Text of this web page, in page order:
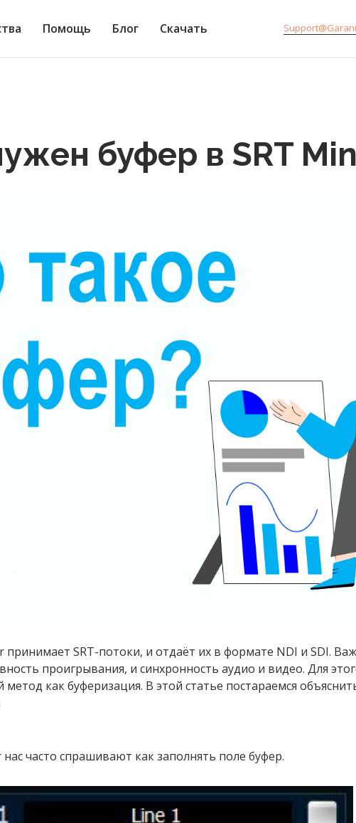
Помощь Блог Скачать
буфер в SRT
принимает SRT-потоки, и отдаёт их в формате NDI и SDI.
проигрывания, и синхронность аудио и видео. Для
как буферизация. В этой статье постараемся
часто спрашивают как заполнять поле буфер.